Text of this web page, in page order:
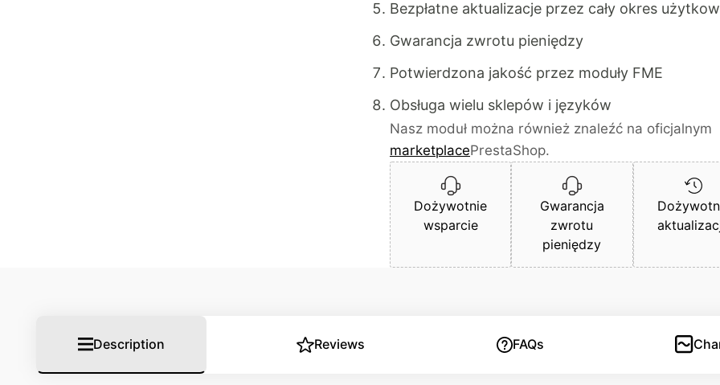
Bezpłatne aktualizacje przez cały okres
Gwarancja zwrotu pieniędzy
Potwierdzona jakość przez moduły FME
Obsługa wielu sklepów i języków
Nasz moduł można również znaleźć na oficjalnym
marketplacePrestaShop.
Dożywotnie
wsparcie
Gwarancja
zwrotu
pieniędzy
Description Reviews FAQs